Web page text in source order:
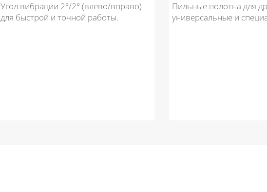
Угол вибрации 2°/2° (влево/вправо)
для быстрой и точной работы.
Пильные полотна для
универсальные и